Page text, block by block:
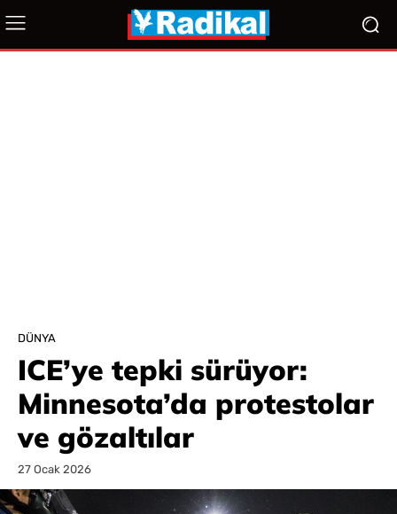
DÜNYA
ICE’ye tepki sürüyor:
Minnesota’da protestolar
ve gözaltılar
27 Ocak 2026